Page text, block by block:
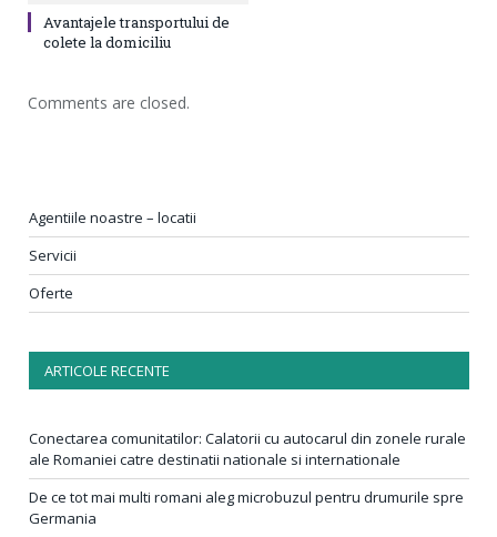
Avantajele transportului de
colete la domiciliu
Comments are closed.
Agentiile noastre – locatii
Servicii
Oferte
ARTICOLE RECENTE
Conectarea comunitatilor: Calatorii cu autocarul din zonele rurale
ale Romaniei catre destinatii nationale si internationale
De ce tot mai multi romani aleg microbuzul pentru drumurile spre
Germania